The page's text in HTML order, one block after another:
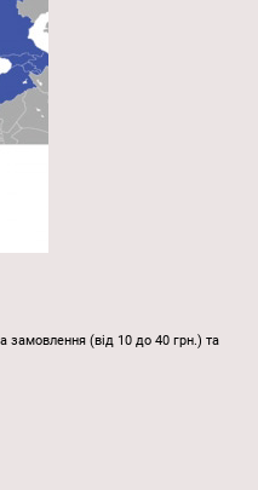
замовлення (від 10 до 40 грн.) та